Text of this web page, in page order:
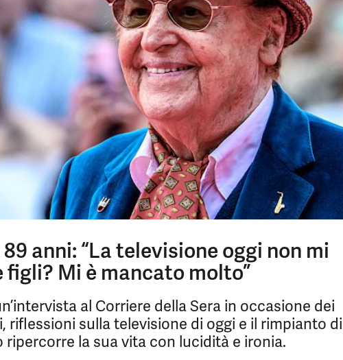
anni: “La televisione oggi non mi
figli? Mi è mancato molto”
al Corriere della Sera in occasione dei
riflessioni sulla televisione di oggi e il rimpianto di
la sua vita con lucidità e ironia.